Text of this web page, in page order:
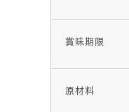
賞味期限
原材料